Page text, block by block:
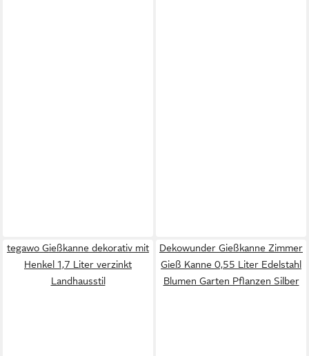
tegawo Gießkanne dekorativ mit
Henkel 1,7 Liter verzinkt
Landhausstil
Dekowunder Gießkanne Zimmer
Gieß Kanne 0,55 Liter Edelstahl
Blumen Garten Pflanzen Silber